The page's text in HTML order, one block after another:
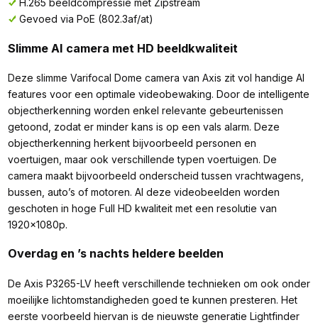
H.265 beeldcompressie met Zipstream
Gevoed via PoE (802.3af/at)
Slimme AI camera met HD beeldkwaliteit
Deze slimme Varifocal Dome camera van Axis zit vol handige AI
features voor een optimale videobewaking. Door de intelligente
objectherkenning worden enkel relevante gebeurtenissen
getoond, zodat er minder kans is op een vals alarm. Deze
objectherkenning herkent bijvoorbeeld personen en
voertuigen, maar ook verschillende typen voertuigen. De
camera maakt bijvoorbeeld onderscheid tussen vrachtwagens,
bussen, auto’s of motoren. Al deze videobeelden worden
geschoten in hoge Full HD kwaliteit met een resolutie van
1920x1080p.
Overdag en ’s nachts heldere beelden
De Axis P3265-LV heeft verschillende technieken om ook onder
moeilijke lichtomstandigheden goed te kunnen presteren. Het
eerste voorbeeld hiervan is de nieuwste generatie Lightfinder